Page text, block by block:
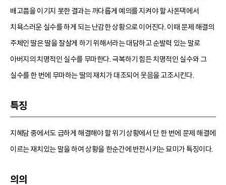
배고픔을 이기지 못한 결과는 까다롭게 예의를 지켜야 할 사돈댁에서
치욕스러운 실수를 하게 되는 난감한 상황으로 이어진다. 이때 문제 해결의
주체인 딸은 딸을 잘살게 하기 위해서라는 대담하고 순발력 있는 말로
아버지의 치명적인 실수를 무마한다. 극복하기 힘든 치명적인 실수와 그
실수를 한 번에 무마하는 딸의 재치가 대조되어 웃음을 고조시킨다.
특징
지혜담 중에서도 급하게 해결해야 할 위기 상황에서 단 한 번에 문제 해결에
이르는 재치있는 말을 하여 상황을 한순간에 반전시키는 묘미가 특징이다.
의의